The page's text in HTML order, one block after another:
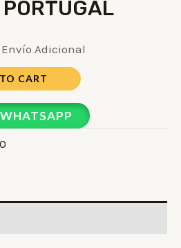
Envío Adicional
CART